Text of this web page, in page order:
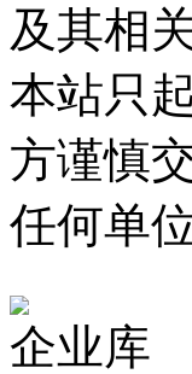
及其相
本站只
方谨慎
任何单
企业库